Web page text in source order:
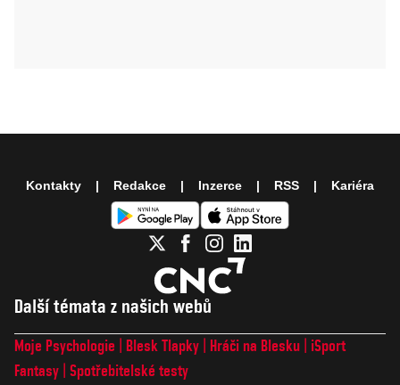
Další témata z našich webů
Moje Psychologie Blesk Tlapky Hráči na Blesku
iSport
Fantasy Spotřebitelské testy
Kontakty Redakce Inzerce RSS Kariéra